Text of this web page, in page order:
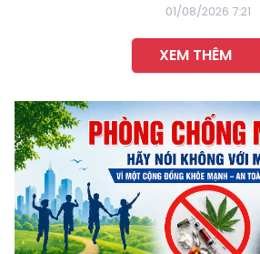
01/08/2026 7:21
XEM THÊM